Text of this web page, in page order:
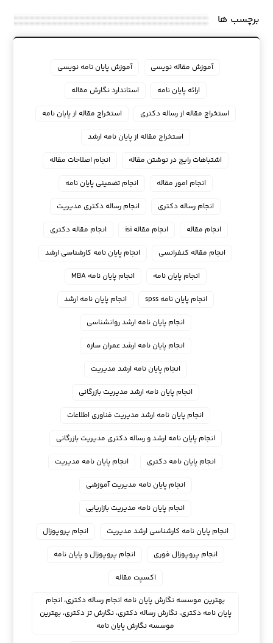
برچسب ها
آموزش مقاله نویسی
آموزش پایان نامه نویسی
ارائه پایان نامه
استاندارد نگارش مقاله
استخراج مقاله از رساله دکتری
استخراج مقاله از پایان نامه
استخراج مقاله از پایان نامه ارشد
اشتباهات رایج در نوشتن مقاله
انجام اصلاحات مقاله
انجام امور مقاله
انجام تضمینی پایان نامه
انجام رساله دکتری
انجام رساله دکتری مدیریت
انجام مقاله
انجام مقاله isi
انجام مقاله دکتری
انجام مقاله کنفرانسی
انجام پايان نامه كارشناسي ارشد
انجام پایان نامه
انجام پایان نامه MBA
انجام پایان نامه spss
انجام پایان نامه ارشد
انجام پایان نامه ارشد روانشناسی
انجام پایان نامه ارشد عمران سازه
انجام پایان نامه ارشد مدیریت
انجام پایان نامه ارشد مدیریت بازرگانی
انجام پایان نامه ارشد مدیریت فناوری اطلاعات
انجام پایان نامه ارشد و رساله دکتری مدیریت بازرگانی
انجام پایان نامه دکتری
انجام پایان نامه مدیریت
انجام پایان نامه مدیریت آموزشی
انجام پایان نامه مدیریت بازاریابی
انجام پایان نامه کارشناسی ارشد مدیریت
انجام پروپوزال
انجام پروپوزال فوری
انجام پروپوزال و پایان نامه
اکسپت مقاله
بهترین موسسه نگارش پایان نامه انجام رساله دکتری، انجام
پایان نامه دکتری، نگارش رساله دکتری، نگارش تز دکتری، بهترین
موسسه نگارش پایان نامه